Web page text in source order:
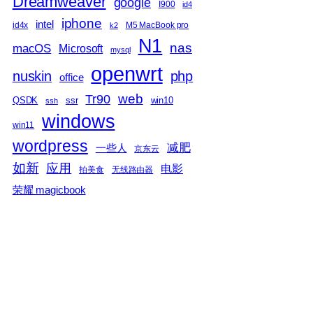
google I900 id4
id4x intel iphone k2 M5 MacBook pro
macOS Microsoft mysql N1 nas
nuskin
office openwrt php
QSDK ssh ssr Tr90 web win10
win11 windows
wordpress 一些人 京东云 减肥
如新 应用 拍美食 无线路由器 电影
荣耀 magicbook